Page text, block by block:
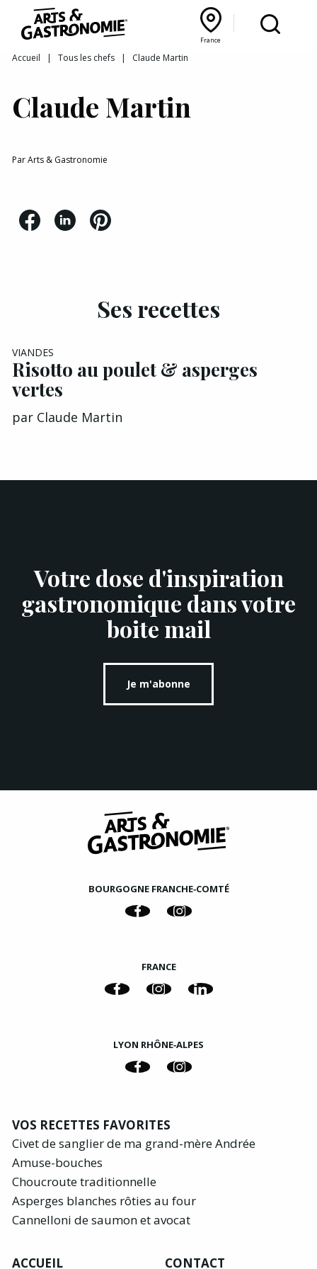
France
Recettes
Reportages
Interviews
Bourgogne Franche‑Comté
France
Lyon Rhône‑Alpes
Accueil | Tous les chefs | Claude Martin
Claude Martin
ParArts & Gastronomie
Ses recettes
VIANDES
Risotto au poulet & asperges
vertes
par Claude Martin
Votre dose d'inspiration
gastronomique dans votre
boite mail
Je m'abonne
BOURGOGNE FRANCHE‑COMTÉ
FRANCE
LYON RHÔNE‑ALPES
VOS RECETTES FAVORITES
Civet de sanglier de ma grand-mère Andrée
Amuse-bouches
Choucroute traditionnelle
Asperges blanches rôties au four
Cannelloni de saumon et avocat
ACCUEIL CONTACT